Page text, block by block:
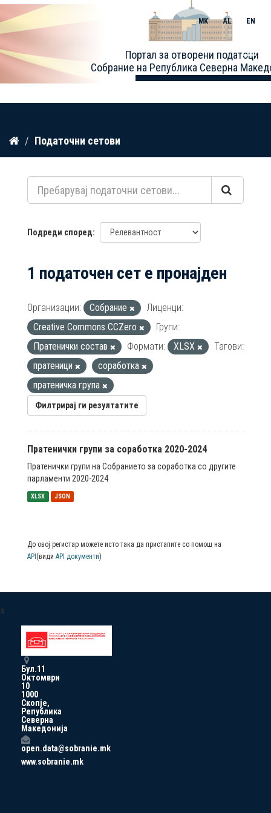
Прескокнете
содржина
Портал за отворени податоци
Собрание на Република Северна
MK AL EN
Toggle
Податочни сетови
Подреди според
1 податочен сет е пронајден
Организации: Собрание
Лиценци:
Creative Commons CCZero
Групи:
Пратенички состав
Формати: XLSX
Тагови:
пратеници
соработка
пратеничка група
Филтрирај ги резултатите
Пратенички групи за соработка 2020-2024
Пратенички групи на Собранието за соработка со другите
парламенти 2020-2024
XLSX JSON
До овој регистар можете исто така да пристапите со помош на
API (види API документи)
a
Бул.11
Октомври
10
1000
Скопје,
Република
Северна
Македонија
open.data@sobranie.mk
www.sobranie.mk